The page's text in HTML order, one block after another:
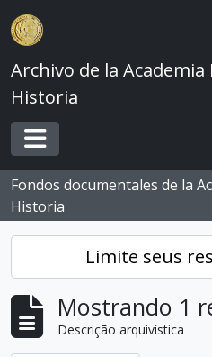
Skip to main content
Archivo de la Academia
Historia
Toggle navigation
Fondos documentales de la
Historia
Limite seus
Mostrando 1
Descrição arquivística